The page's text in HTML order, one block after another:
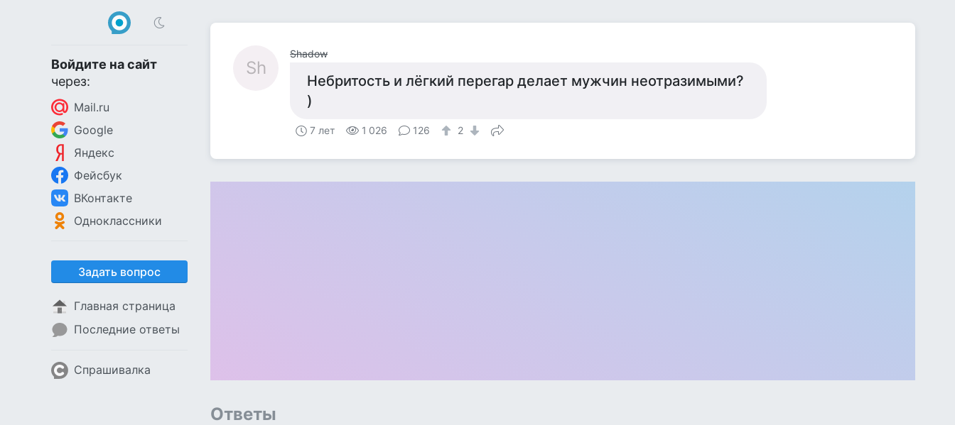
Войдите на сайт
через:
Mail.ru
Google
Яндекс
Фейсбук
ВКонтакте
Одноклассники
Задать вопрос
Главная страница
Последние ответы
Спрашивалка
Sh
Shadow
Небритость и лёгкий перегар делает мужчин неотразимыми?
)
7 лет 1 026 126 2
Ответы